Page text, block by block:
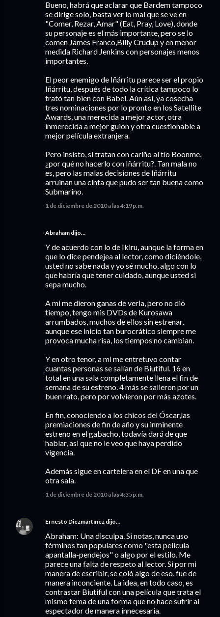
Bueno, habrá que aclarar que Bardem tampoco
se dirige solo, basta ver lo mal que se ve en
"Comer, Rezar, Amar" (Eat, Pray, Love), donde
su personaje es el más importante, pero se lo
comen James Franco,Billy Crudup y en menor
medida Richard Jenkins con personajes menos
importantes.
El peor enemigo de Iñárritu parece ser el propio
Iñárritu, después de todo la crítica tampoco lo
trató tan bien con Babel. Aún asi, ya cosecha
tres nominaciones por lo pronto en los Satellite
Awards, una merecida a mejor actor, otra
inmerecida a mejor guión y otra cuestionable a
mejor película extranjera.
Pero insisto, si tratan con cariño al tío Boonme,
¿por qué no hacerlo con Iñárritu?. Tan mala no
es, pero las malas decisiones de Iñárritu
arruinan una cinta que pudo ser tan buena como
Submarino.
1 de diciembre de 2010 a las 4:19 p.m.
Abraham dijo…
Y de acuerdo con lo de Ikiru, aunque la forma en
que lo dice pendejea al lector, como diciéndole,
usted no sabe nada y yo sé mucho, algo con lo
que habría que tener cuidado, aunque usted si
sepa mucho.
A mi me dieron ganas de verla, pero no dió
tiempo, tengo mis DVDs de Kurosawa
arrumbados, muchos de ellos sin estrenar,
aunque ese inicio tan burocrático siempre me
provoca mucha risa, los tiempos no cambian.
Y en otro tenor, a mi me entretuvo contar
cuantas personas se salían de Biutiful. 16 en
total en una sala completamente llena el fin de
semana de su estreno. 4 más se salieron por un
buen rato, pero por volvieron por más azotes.
En fin, conociendo a los chicos del Óscar,las
premiaciones de fin de año y su inminente
estreno en el gabacho, todavía dará de que
hablar, asi que no le veo que haya perdido
vigencia.
Además sigue en cartelera en el DF en una que
otra sala.
1 de diciembre de 2010 a las 4:35 p.m.
Ernesto Diezmartínez dijo…
Abraham: Una disculpa. Si notas, nunca uso
términos tan populares como "esta película
apantalla-pendejos" o algo por el estilo. Me
parece una falta de respeto al lector. Si por mi
manera de escribir, se coló algo de eso, fue de
manera inconciente. La idea, en todo caso, es
contrastar Biutiful con una película que trata el
mismo tema de una forma que no hace sufrir al
espectador de manera innecesaria.